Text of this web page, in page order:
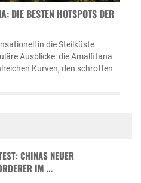
DIE BESTEN HOTSPOTS DER A
in die Steilküste
Ausblicke: die Amalfitana
Kurven, den schroffen
CHINAS NEUER
IM …